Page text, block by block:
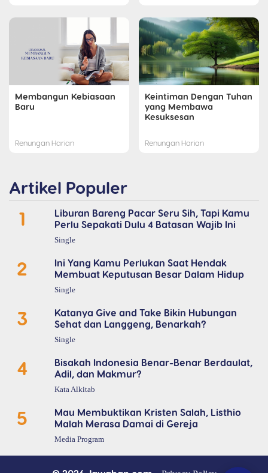
Membangun Kebiasaan
Baru
Renungan Harian
Keintiman Dengan Tuhan
yang Membawa
Kesuksesan
Renungan Harian
Artikel Populer
1
Liburan Bareng Pacar Seru Sih, Tapi Kamu
Perlu Sepakati Dulu 4 Batasan Wajib Ini
Single
2
Ini Yang Kamu Perlukan Saat Hendak
Membuat Keputusan Besar Dalam Hidup
Single
3
Katanya Give and Take Bikin Hubungan
Sehat dan Langgeng, Benarkah?
Single
4
Bisakah Indonesia Benar-Benar Berdaulat,
Adil, dan Makmur?
Kata Alkitab
5
Mau Membuktikan Kristen Salah, Listhio
Malah Merasa Damai di Gereja
Media Program